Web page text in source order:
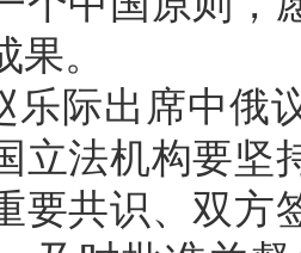
。
乐际出席中俄
立法机构要坚
要共识、双方